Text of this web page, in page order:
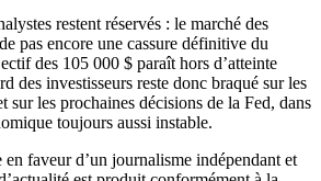
restent réservés : le marché des
pas encore une cassure définitive du
des 105 000 $ paraît hors d’atteinte
des investisseurs reste donc braqué sur les
sur les prochaines décisions de la Fed, dans
toujours aussi instable.
en faveur d’un journalisme indépendant et